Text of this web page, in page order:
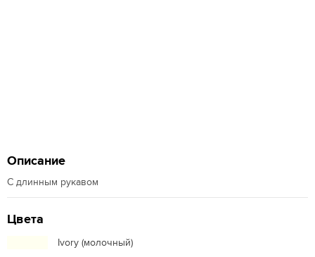
Описание
С длинным рукавом
Цвета
Ivory (молочный)